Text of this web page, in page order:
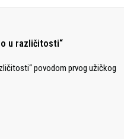
u različitosti“
povodom prvog užičkog